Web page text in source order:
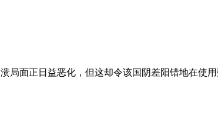
局面正日益恶化，但这却令该国阴差阳错地在使